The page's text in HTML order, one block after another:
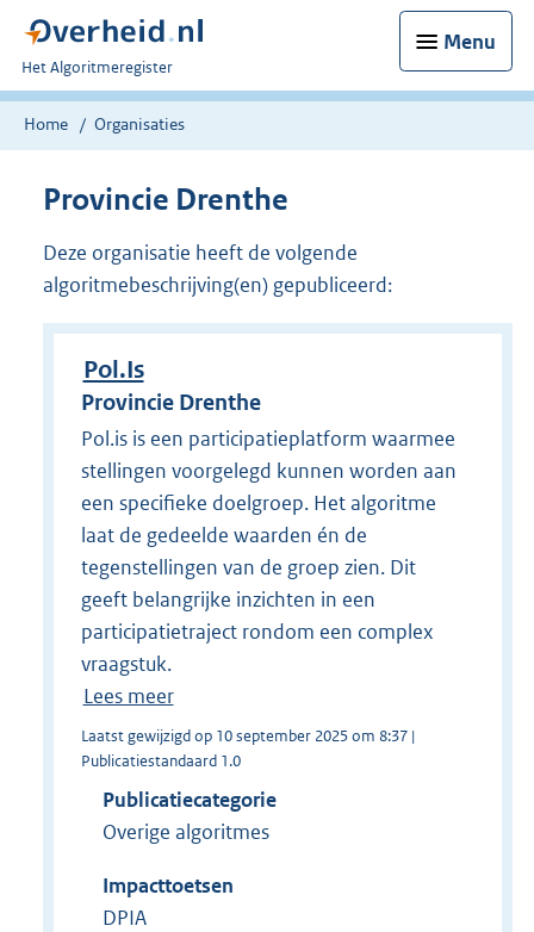
Menu
U
bent
nu
Het Algoritmeregister
Home Organisaties
Provincie Drenthe
Deze organisatie heeft de volgende
algoritmebeschrijving(en) gepubliceerd:
Pol.Is
Provincie Drenthe
Pol.is is een participatieplatform waarmee
stellingen voorgelegd kunnen worden aan
een specifieke doelgroep. Het algoritme
laat de gedeelde waarden én de
tegenstellingen van de groep zien. Dit
geeft belangrijke inzichten in een
participatietraject rondom een complex
vraagstuk.
Lees meer
Laatst gewijzigd op 10 september 2025 om 8:37 |
Publicatiestandaard 1.0
Publicatiecategorie
Overige algoritmes
Impacttoetsen
DPIA